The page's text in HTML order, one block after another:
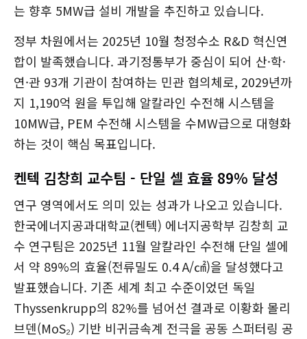
는 향후 5MW급 설비 개발을 추진하고 있습니다.
정부 차원에서는 2025년 10월 청정수소 R&D 혁신연
합이 발족했습니다. 과기정통부가 중심이 되어 산·학·
연·관 93개 기관이 참여하는 민관 협의체로, 2029년까
지 1,190억 원을 투입해 알칼라인 수전해 시스템을
10MW급, PEM 수전해 시스템을 수MW급으로 대형화
하는 것이 핵심 목표입니다.
켄텍 김창희 교수팀 - 단일 셀 효율 89% 달성
연구 영역에서도 의미 있는 성과가 나오고 있습니다.
한국에너지공과대학교(켄텍) 에너지공학부 김창희 교
수 연구팀은 2025년 11월 알칼라인 수전해 단일 셀에
서 약 89%의 효율(전류밀도 0.4 A/㎠)을 달성했다고
발표했습니다. 기존 세계 최고 수준이었던 독일
Thyssenkrupp의 82%를 넘어선 결과로 이황화 몰리
브덴(MoS₂) 기반 비귀금속계 전극을 공동 스퍼터링 공